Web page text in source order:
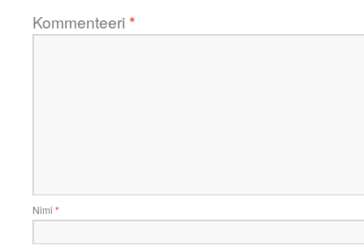
Kommenteeri *
Nimi *